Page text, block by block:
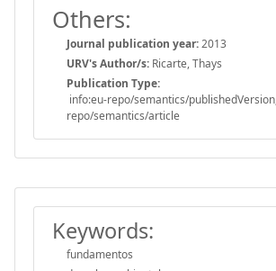
Others:
Journal publication year:2013
URV's Author/s: Ricarte, Thays
Publication Type:
info:eu-repo/semantics/
repo/semantics/article
Keywords:
fundamentos